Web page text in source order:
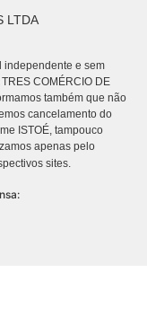
LTDA
independente e sem
COMÉRCIO DE
também que não
cancelamento do
ISTOÉ, tampouco
apenas pelo
sites.